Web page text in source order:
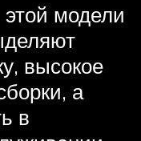
модели
высокое
а
в